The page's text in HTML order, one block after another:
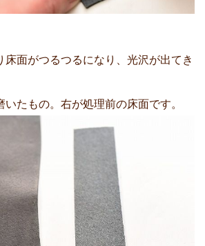
床面がつるつるになり、光沢が出てき
たもの。右が処理前の床面です。